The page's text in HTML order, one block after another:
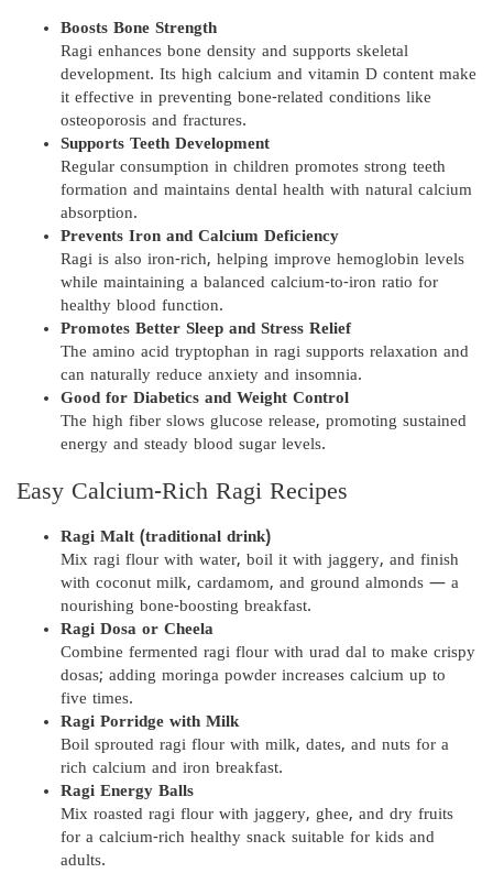
Boosts Bone Strength
Ragi enhances bone density and supports skeletal
development. Its high calcium and vitamin D content make
it effective in preventing bone-related conditions like
osteoporosis and fractures.
Supports Teeth Development
Regular consumption in children promotes strong teeth
formation and maintains dental health with natural calcium
absorption.
Prevents Iron and Calcium Deficiency
Ragi is also iron-rich, helping improve hemoglobin levels
while maintaining a balanced calcium-to-iron ratio for
healthy blood function.
Promotes Better Sleep and Stress Relief
The amino acid tryptophan in ragi supports relaxation and
can naturally reduce anxiety and insomnia.
Good for Diabetics and Weight Control
The high fiber slows glucose release, promoting sustained
energy and steady blood sugar levels.
Easy Calcium-Rich Ragi Recipes
Ragi Malt (traditional drink)
Mix ragi flour with water, boil it with jaggery, and finish
with coconut milk, cardamom, and ground almonds — a
nourishing bone-boosting breakfast.
Ragi Dosa or Cheela
Combine fermented ragi flour with urad dal to make crispy
dosas; adding moringa powder increases calcium up to
five times.
Ragi Porridge with Milk
Boil sprouted ragi flour with milk, dates, and nuts for a
rich calcium and iron breakfast.
Ragi Energy Balls
Mix roasted ragi flour with jaggery, ghee, and dry fruits
for a calcium-rich healthy snack suitable for kids and
adults.